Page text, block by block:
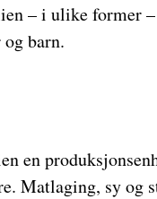
– i ulike former
barn.
en
Matlaging, sy